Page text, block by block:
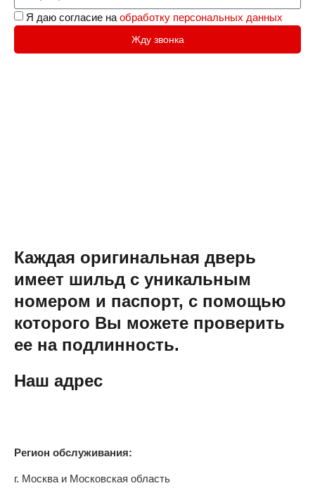
Я даю согласие на обработку персональных данных
Жду звонка
Каждая оригинальная дверь
имеет шильд с уникальным
номером и паспорт, с помощью
которого Вы можете проверить
ее на подлинность.
Наш адрес
Регион обслуживания:
г. Москва и Московская область